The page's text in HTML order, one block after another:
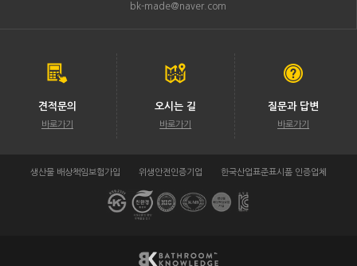
bk-made@naver.com
견적문의
바로가기
오시는 길
바로가기
질문과 답변
바로가기
생산물 배상책임보험가입 위생안전인증기업 한국산업표준표시품 인증업체